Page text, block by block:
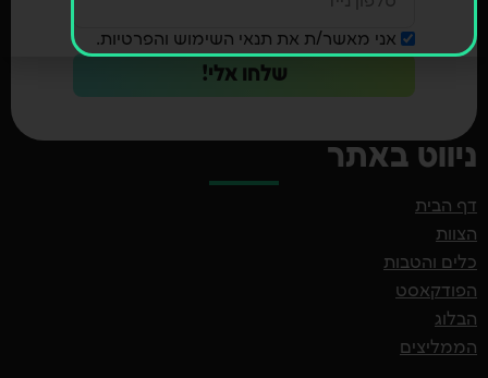
אני מאשר/ת את תנאי השימוש והפרטיות.
שלחו אלי!
ניווט באתר
דף הבית
הצוות
כלים והטבות
הפודקאסט
הבלוג
הממליצים